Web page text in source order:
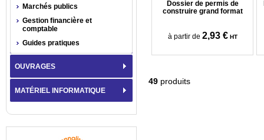
Dossier de permis de
construire grand format
à partir de 2,93 € HT
49 produits
Marchés publics
Gestion financière et
comptable
Guides pratiques
OUVRAGES
MATÉRIEL INFORMATIQUE